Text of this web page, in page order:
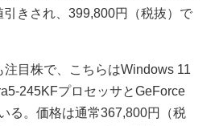
きされ、399,800円（税抜）で
注目株で、こちらはWindows 11
245KFプロセッサとGeForce
る。価格は通常367,800円（税